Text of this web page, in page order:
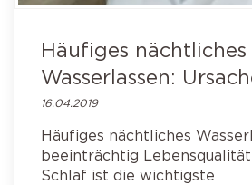
Häufiges nächtliches
Wasserlassen:
16.04.2019
Häufiges nächtliches
beeinträchtig
Schlaf ist die wichtigste